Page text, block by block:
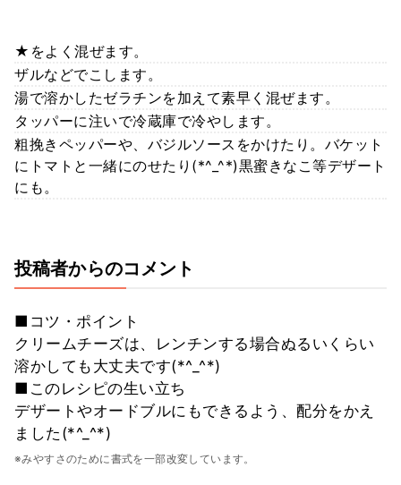
★をよく混ぜます。
ザルなどでこします。
湯で溶かしたゼラチンを加えて素早く混ぜます。
タッパーに注いで冷蔵庫で冷やします。
粗挽きペッパーや、バジルソースをかけたり。バケット
にトマトと一緒にのせたり(*^_^*)黒蜜きなこ等デザート
にも。
投稿者からのコメント
■コツ・ポイント
クリームチーズは、レンチンする場合ぬるいくらい
溶かしても大丈夫です(*^_^*)
■このレシピの生い立ち
デザートやオードブルにもできるよう、配分をかえ
ました(*^_^*)
※みやすさのために書式を一部改変しています。